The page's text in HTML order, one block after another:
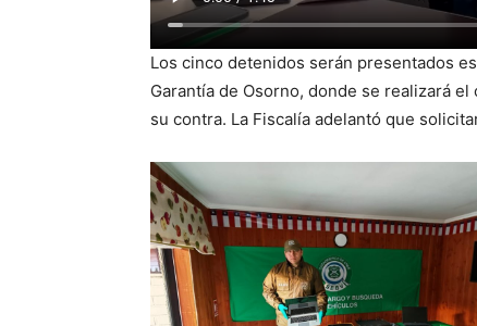
Los cinco detenidos serán presentados
Garantía de Osorno, donde se realizará
su contra. La Fiscalía adelantó que